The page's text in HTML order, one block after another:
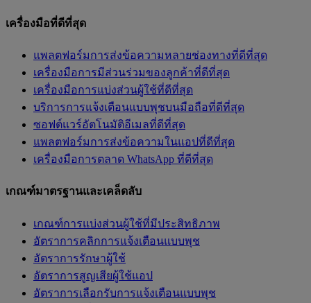
เครื่องมือที่ดีที่สุด
แพลตฟอร์มการส่งข้อความหลายช่องทางที่ดีที่สุด
เครื่องมือการมีส่วนร่วมของลูกค้าที่ดีที่สุด
เครื่องมือการแบ่งส่วนผู้ใช้ที่ดีที่สุด
บริการการแจ้งเตือนแบบพุชบนมือถือที่ดีที่สุด
ซอฟต์แวร์อัตโนมัติอีเมลที่ดีที่สุด
แพลตฟอร์มการส่งข้อความในแอปที่ดีที่สุด
เครื่องมือการตลาด WhatsApp ที่ดีที่สุด
เกณฑ์มาตรฐานและเคล็ดลับ
เกณฑ์การแบ่งส่วนผู้ใช้ที่มีประสิทธิภาพ
อัตราการคลิกการแจ้งเตือนแบบพุช
อัตราการรักษาผู้ใช้
อัตราการสูญเสียผู้ใช้แอป
อัตราการเลือกรับการแจ้งเตือนแบบพุช